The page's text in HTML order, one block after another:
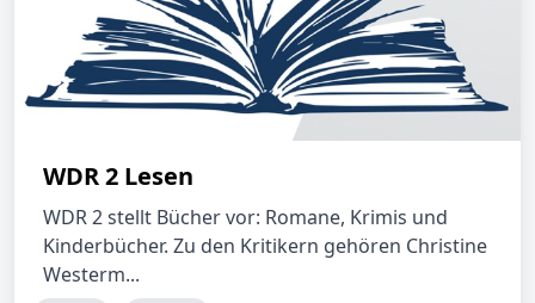
WDR 2 Lesen
WDR 2 stellt Bücher vor: Romane, Krimis und
Kinderbücher. Zu den Kritikern gehören Christine
Westerm...